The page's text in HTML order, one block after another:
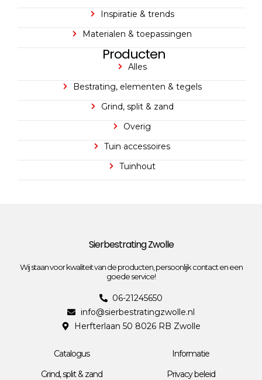
Inspiratie & trends
Materialen & toepassingen
Producten
Alles
Bestrating, elementen & tegels
Grind, split & zand
Overig
Tuin accessoires
Tuinhout
Sierbestrating Zwolle
Wij staan voor kwaliteit van de producten, persoonlijk contact en een
goede service!
06-21245650
info@sierbestratingzwolle.nl
Herfterlaan 50 8026 RB Zwolle
Catalogus
Grind, split & zand
Informatie
Privacy beleid